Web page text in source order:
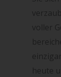
voller
heute